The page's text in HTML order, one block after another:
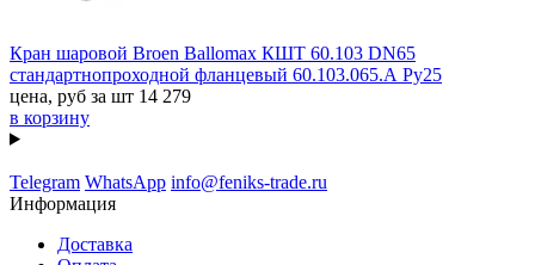
Кран шаровой Broen Ballomax КШТ 60.103 DN65
стандартнопроходной фланцевый 60.103.065.А Ру25
цена, руб за шт 14 279
в корзину
Telegram WhatsApp info@feniks-trade.ru
Информация
Доставка